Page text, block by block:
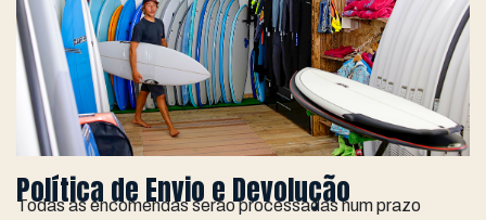
Política de Envio e Devolução
Todas as encomendas serão processadas num prazo